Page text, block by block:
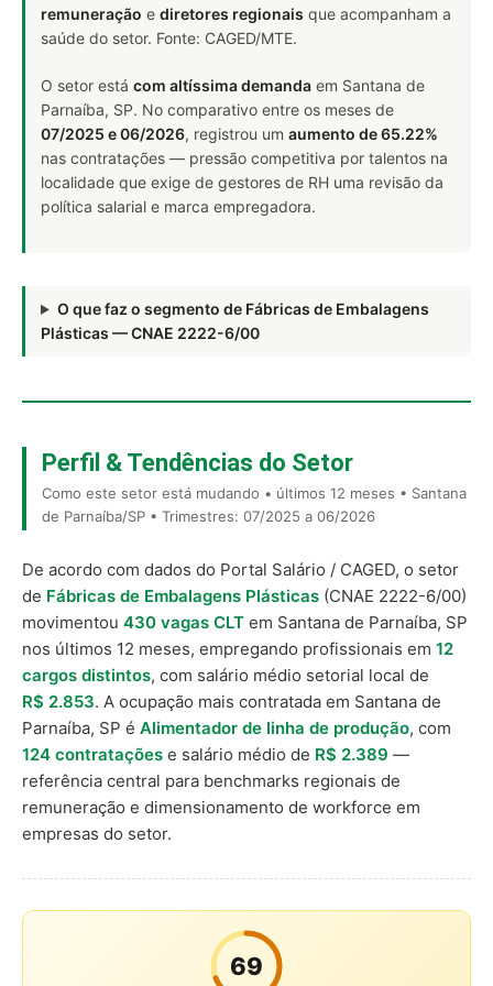
remuneração e diretores regionais que acompanham a
saúde do setor. Fonte: CAGED/MTE.
O setor está com altíssima demanda em Santana de
Parnaíba, SP. No comparativo entre os meses de
07/2025 e 06/2026, registrou um aumento de 65.22%
nas contratações — pressão competitiva por talentos na
localidade que exige de gestores de RH uma revisão da
política salarial e marca empregadora.
O que faz o segmento de Fábricas de Embalagens
Plásticas — CNAE 2222-6/00
Perfil & Tendências do Setor
Como este setor está mudando • últimos 12 meses • Santana
de Parnaíba/SP • Trimestres: 07/2025 a 06/2026
De acordo com dados do Portal Salário / CAGED, o setor
de Fábricas de Embalagens Plásticas (CNAE 2222-6/00)
movimentou 430 vagas CLT em Santana de Parnaíba, SP
nos últimos 12 meses, empregando profissionais em 12
cargos distintos, com salário médio setorial local de
R$ 2.853. A ocupação mais contratada em Santana de
Parnaíba, SP é Alimentador de linha de produção, com
124 contratações e salário médio de R$ 2.389 —
referência central para benchmarks regionais de
remuneração e dimensionamento de workforce em
empresas do setor.
69